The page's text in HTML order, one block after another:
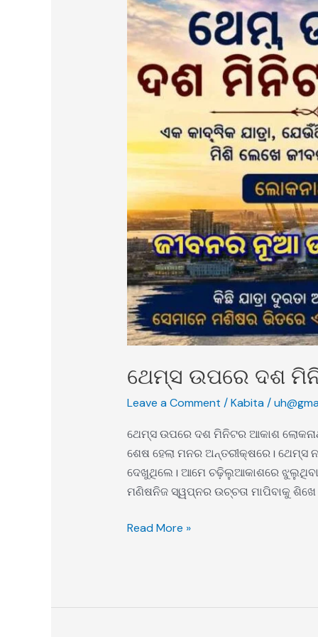
ଥେମ୍ସ ଉପରେ ଦଶ
Leave a Comment /Kabita /
ଥେମ୍ସ ଉପରେ ଦଶ ମିନିଟର ଆକାଶ
ଶେଷ ହେଲା ମନର ଅନ୍ତରୀକ୍ଷରେ। ଥେମ୍ସ
ଦେଖୁଥିଲେ। ଆମେ ଚଢ଼ିଲୁଆକାଶରେ ଝୁଲୁଥିବା
ମଣିଷନିଜ ସ୍ୱପ୍ନର ଉଚ୍ଚତା ମାପିବାକୁ
ଉପରେ
ଦଶ
ମିନିଟର
ଆକାଶ
Read More »